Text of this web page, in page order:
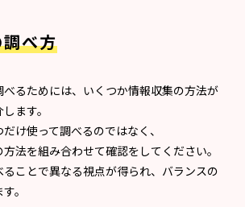
べ方
べるためには、いくつか情報収集の方法が
ます。
け使って調べるのではなく、
法を組み合わせて確認をしてください。
ことで異なる視点が得られ、バランスの
。